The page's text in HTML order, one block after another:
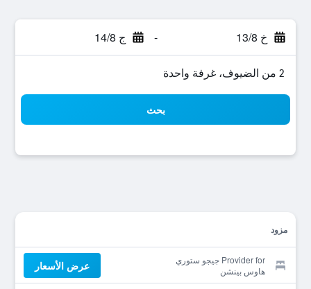
خ 13/8 - ج 14/8
2 من الضيوف، غرفة واحدة
بحث
مزود
Provider for جيجو ستوري
هاوس بينشن
عرض الأسعار